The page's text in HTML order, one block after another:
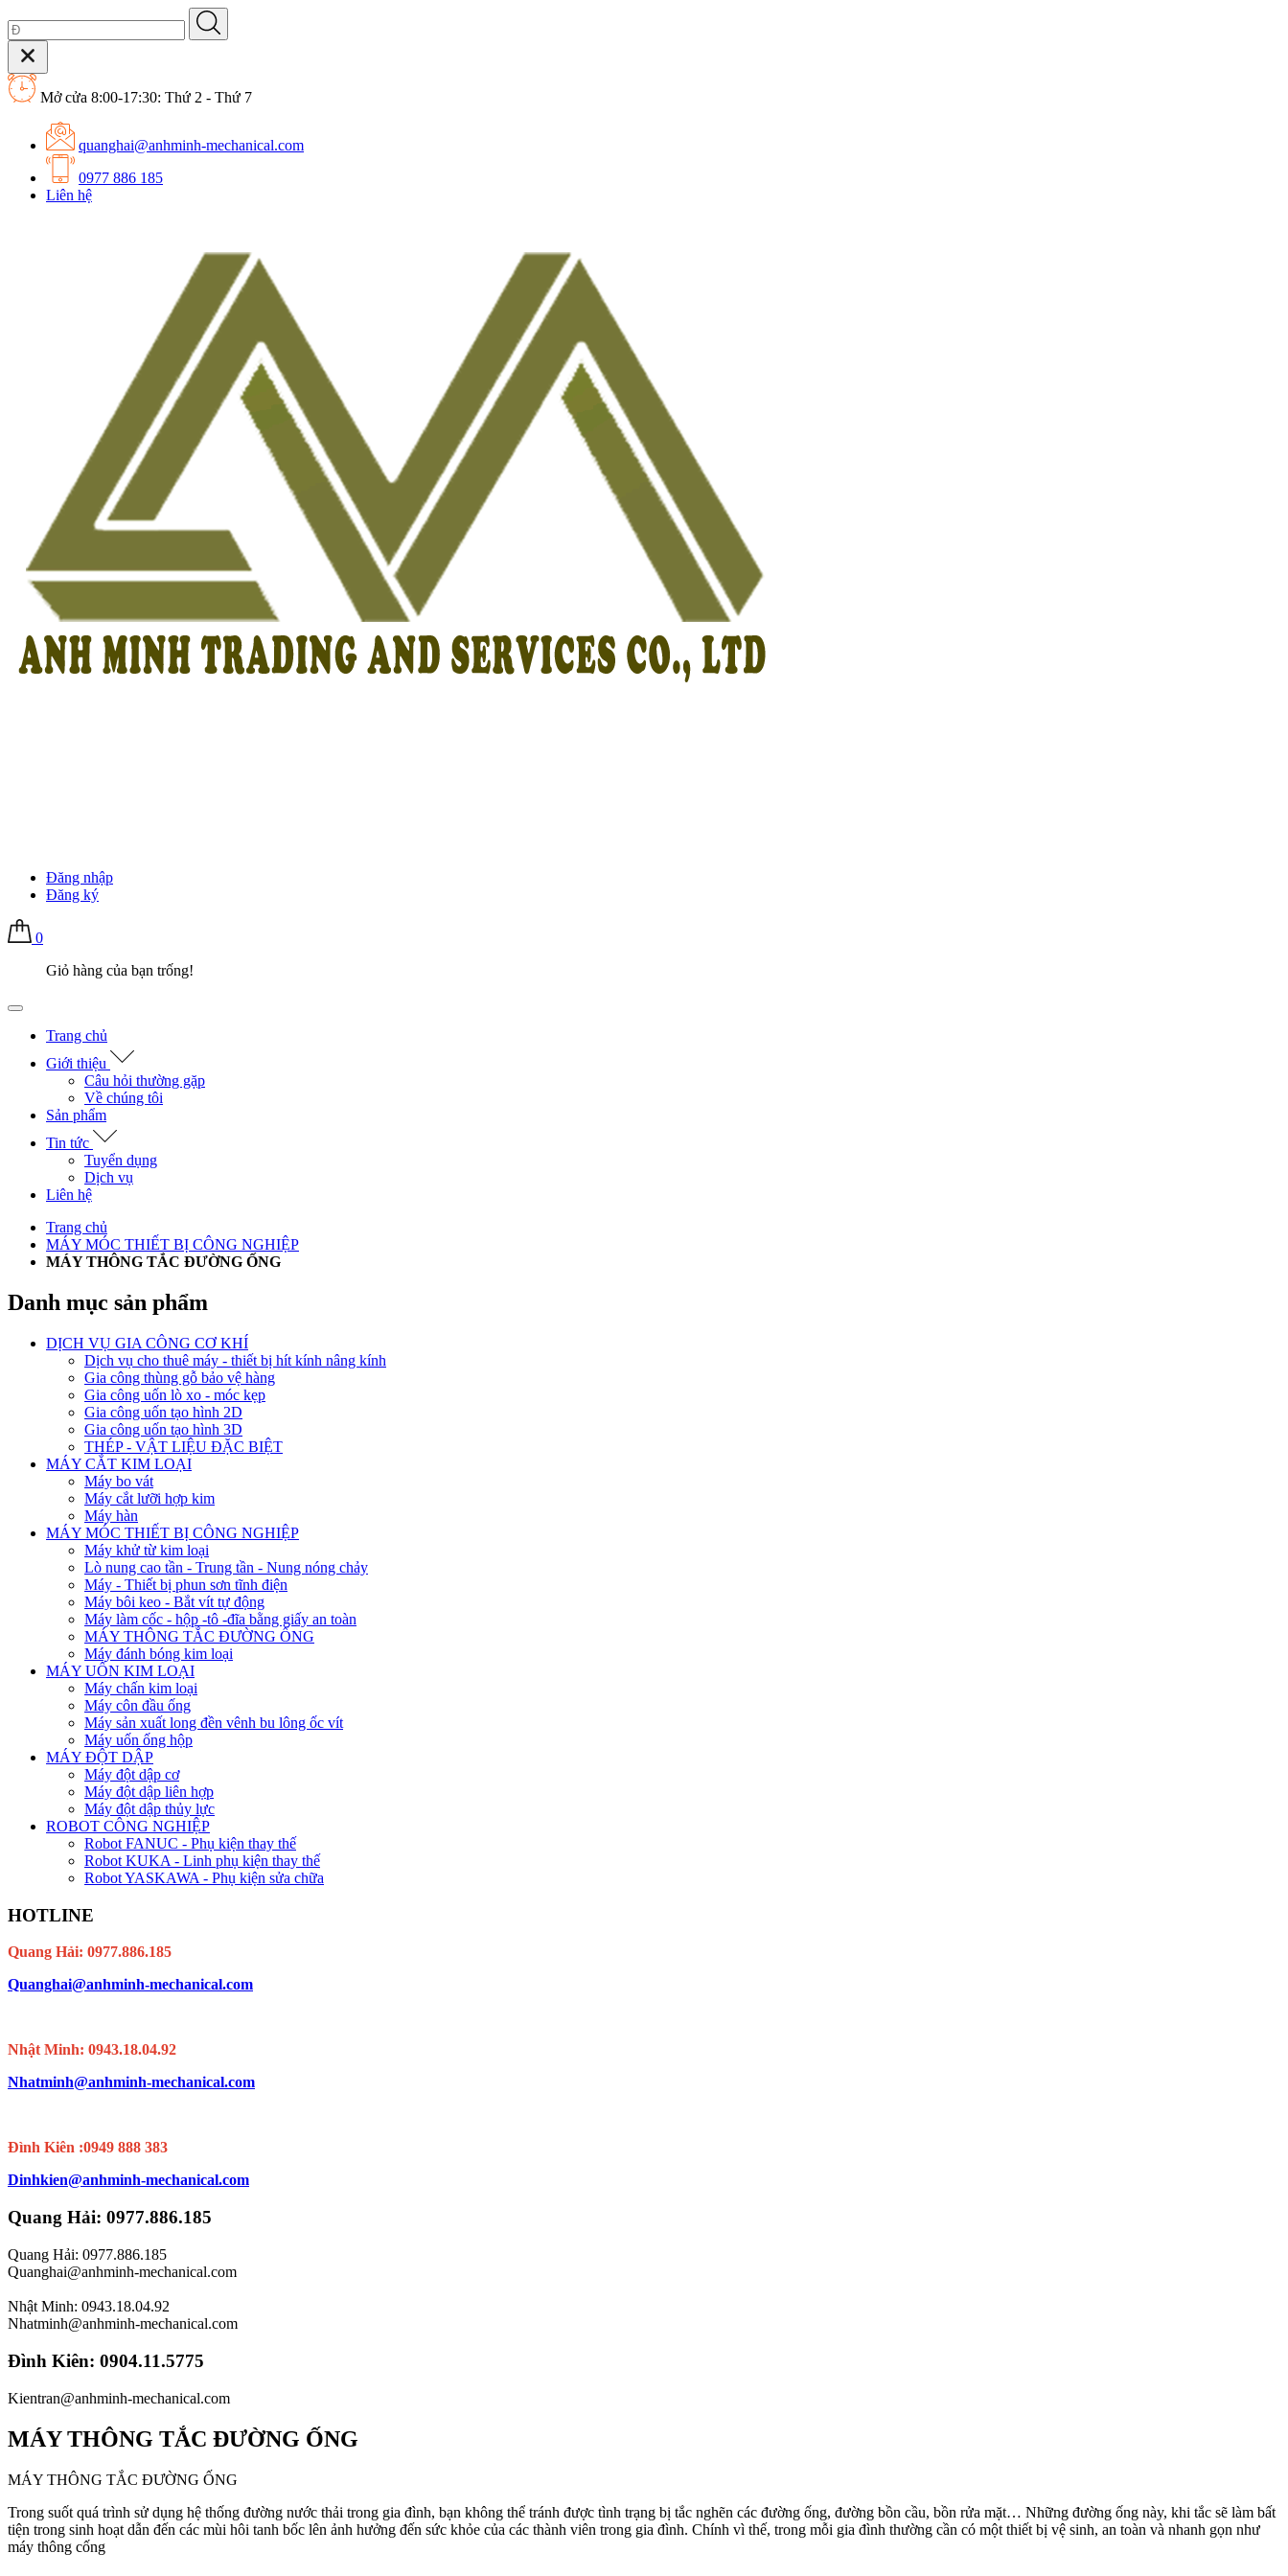
Mở cửa 8:00-17:30: Thứ 2 - Thứ 7
quanghai@anhminh-mechanical.com
0977 886 185
Liên hệ
Đăng nhập
Đăng ký
0
Giỏ hàng của bạn trống!
Trang chủ
Giới thiệu
Câu hỏi thường gặp
Về chúng tôi
Sản phẩm
Tin tức
Tuyển dụng
Dịch vụ
Liên hệ
Trang chủ
MÁY MÓC THIẾT BỊ CÔNG NGHIỆP
MÁY THÔNG TẮC ĐƯỜNG ỐNG
Danh mục sản phẩm
DỊCH VỤ GIA CÔNG CƠ KHÍ
Dịch vụ cho thuê máy - thiết bị hít kính nâng kính
Gia công thùng gỗ bảo vệ hàng
Gia công uốn lò xo - móc kẹp
Gia công uốn tạo hình 2D
Gia công uốn tạo hình 3D
THÉP - VẬT LIỆU ĐẶC BIỆT
MÁY CẮT KIM LOẠI
Máy bo vát
Máy cắt lưỡi hợp kim
Máy hàn
MÁY MÓC THIẾT BỊ CÔNG NGHIỆP
Máy khử từ kim loại
Lò nung cao tần - Trung tần - Nung nóng chảy
Máy - Thiết bị phun sơn tĩnh điện
Máy bôi keo - Bắt vít tự động
Máy làm cốc - hộp -tô -đĩa bằng giấy an toàn
MÁY THÔNG TẮC ĐƯỜNG ỐNG
Máy đánh bóng kim loại
MÁY UỐN KIM LOẠI
Máy chấn kim loại
Máy côn đầu ống
Máy sản xuất long đền vênh bu lông ốc vít
Máy uốn ống hộp
MÁY ĐỘT DẬP
Máy đột dập cơ
Máy đột dập liên hợp
Máy đột dập thủy lực
ROBOT CÔNG NGHIỆP
Robot FANUC - Phụ kiện thay thế
Robot KUKA - Linh phụ kiện thay thế
Robot YASKAWA - Phụ kiện sửa chữa
HOTLINE
Quang Hải: 0977.886.185
Quanghai@anhminh-mechanical.com
Nhật Minh: 0943.18.04.92
Nhatminh@anhminh-mechanical.com
Đình Kiên :0949 888 383
Dinhkien@anhminh-mechanical.com
Quang Hải: 0977.886.185
Quang Hải: 0977.886.185
Quanghai@anhminh-mechanical.com
Nhật Minh: 0943.18.04.92
Nhatminh@anhminh-mechanical.com
Đình Kiên: 0904.11.5775
Kientran@anhminh-mechanical.com
MÁY THÔNG TẮC ĐƯỜNG ỐNG
MÁY THÔNG TẮC ĐƯỜNG ỐNG
Trong suốt quá trình sử dụng hệ thống đường nước thải trong gia đình, bạn không thể tránh được tình trạng bị tắc nghẽn các đường ống, đường bồn cầu, bồn rửa mặt… Những đường ống này, khi tắc sẽ làm bất
tiện trong sinh hoạt dẫn đến các mùi hôi tanh bốc lên ảnh hưởng đến sức khỏe của các thành viên trong gia đình. Chính vì thế, trong mỗi gia đình thường cần có một thiết bị vệ sinh, an toàn và nhanh gọn như
máy thông cống